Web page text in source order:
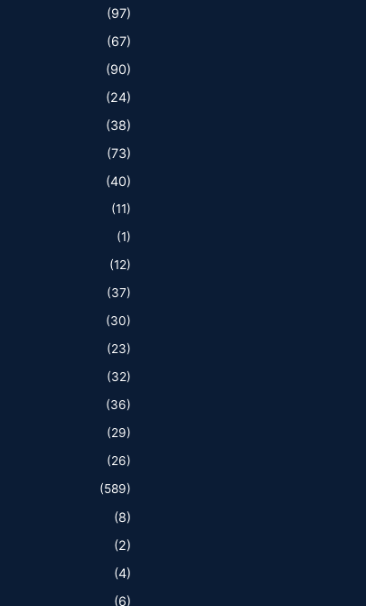
(97)
(67)
(90)
(24)
(38)
(73)
(40)
(11)
(1)
(12)
(37)
(30)
(23)
(32)
(36)
(29)
(26)
(589)
(8)
(2)
(4)
(6)